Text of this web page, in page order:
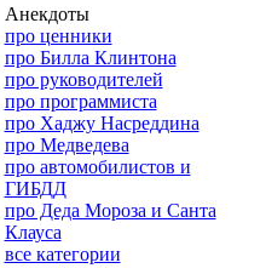
Анекдоты
про ценники
про Билла Клинтона
про руководителей
про программиста
про Хаджу Насреддина
про Медведева
про автомобилистов и
ГИБДД
про Деда Мороза и Санта
Клауса
все категории